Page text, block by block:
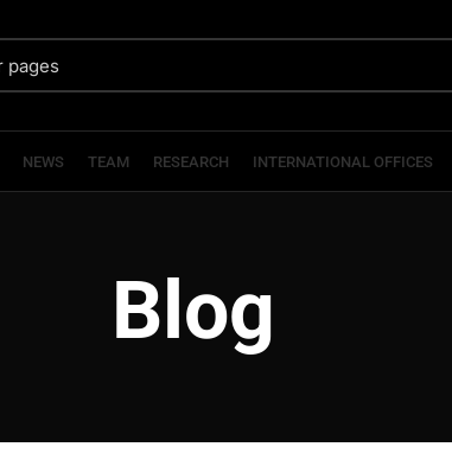
NEWS TEAM RESEARCH INTERNATIONAL OFFICES
Blog